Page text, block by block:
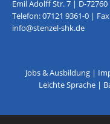
Emil Adolff Str. 7 | D-
Telefon: 07121 9361-0 |
info@stenzel-shk.de
Jobs & Ausbildung |
Leichte Sprache |